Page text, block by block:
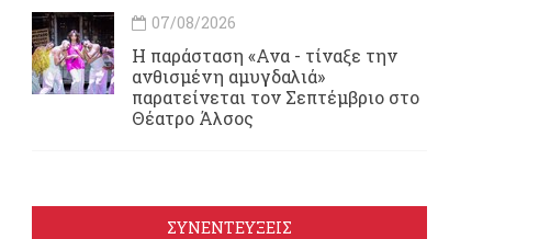
07/08/2026
Η παράσταση «Ανα - τίναξε την
ανθισμένη αμυγδαλιά»
παρατείνεται τον Σεπτέμβριο στο
Θέατρο Άλσος
ΣΥΝΕΝΤΕΥΞΕΙΣ